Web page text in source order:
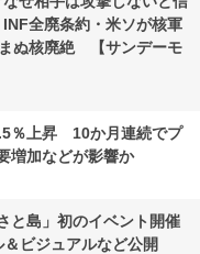
全廃条約・米ソが核軍
ぬ核廃絶 【サンデーモ
％上昇 10か月連続でプ
増加などが影響か
と島」初のイベント開催
ビジュアルなど公開